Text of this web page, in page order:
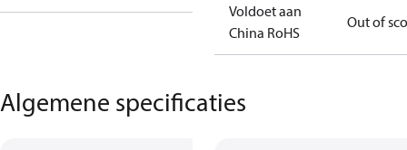
Voldoet aan
China RoHS
Out of
Algemene specificaties